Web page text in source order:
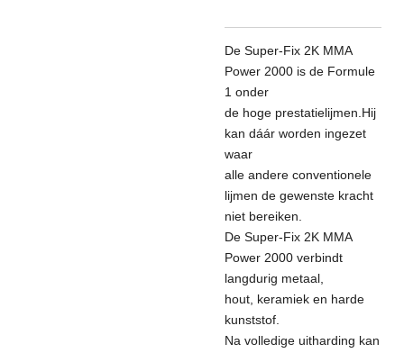
De Super-Fix 2K MMA
Power 2000 is de Formule
1 onder
de hoge prestatielijmen.Hij
kan dáár worden ingezet
waar
alle andere conventionele
lijmen de gewenste kracht
niet bereiken.
De Super-Fix 2K MMA
Power 2000 verbindt
langdurig metaal,
hout, keramiek en harde
kunststof.
Na volledige uitharding kan